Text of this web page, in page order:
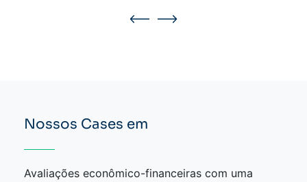
Nossos Cases em
Avaliações econômico-financeiras com uma